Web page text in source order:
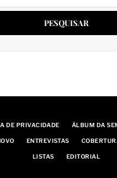
DE PRIVACIDADE ÁLBUM DA
ENTREVISTAS
LISTAS EDITORIAL